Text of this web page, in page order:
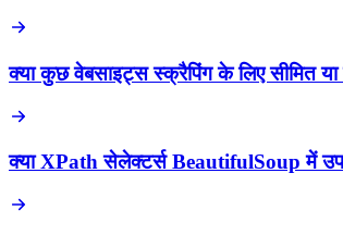
क्या कुछ वेबसाइट्स स्क्रैपिंग के लिए सीमित या
क्या XPath सेलेक्टर्स BeautifulSoup में